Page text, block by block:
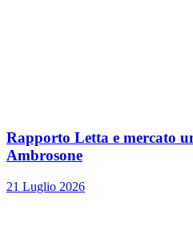
Rapporto Letta e mercato
Ambrosone
21 Luglio 2026